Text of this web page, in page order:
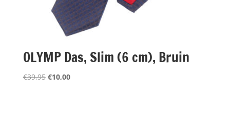
OLYMP Das, Slim (6 cm), Bruin
€39,95 Oorspronkelijke
€10,00Huidige